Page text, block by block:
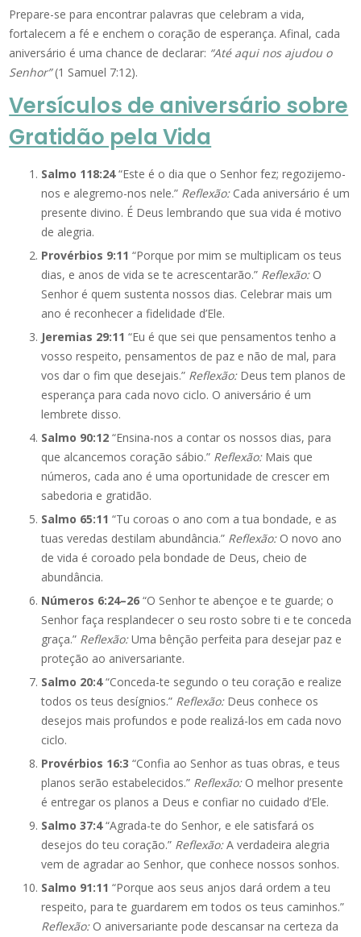
Prepare-se para encontrar palavras que celebram a vida,
fortalecem a fé e enchem o coração de esperança. Afinal, cada
aniversário é uma chance de declarar: “Até aqui nos ajudou o
Senhor”(1 Samuel 7:12).
Versículos de aniversário sobre
Gratidão pela Vida
Salmo 118:24“Este é o dia que o Senhor fez; regozijemo-
nos e alegremo-nos nele.” Reflexão:Cada aniversário é um
presente divino. É Deus lembrando que sua vida é motivo
de alegria.
Provérbios 9:11 “Porque por mim se multiplicam os teus
dias, e anos de vida se te acrescentarão.” Reflexão:O
Senhor é quem sustenta nossos dias. Celebrar mais um
ano é reconhecer a fidelidade d’Ele.
Jeremias 29:11 “Eu é que sei que pensamentos tenho a
vosso respeito, pensamentos de paz e não de mal, para
vos dar o fim que desejais.” Reflexão:Deus tem planos de
esperança para cada novo ciclo. O aniversário é um
lembrete disso.
Salmo 90:12 “Ensina-nos a contar os nossos dias, para
que alcancemos coração sábio.” Reflexão:Mais que
números, cada ano é uma oportunidade de crescer em
sabedoria e gratidão.
Salmo 65:11 “Tu coroas o ano com a tua bondade, e as
tuas veredas destilam abundância.” Reflexão:O novo ano
de vida é coroado pela bondade de Deus, cheio de
abundância.
Números 6:24–26 “O Senhor te abençoe e te guarde; o
Senhor faça resplandecer o seu rosto sobre ti e te conceda
graça.” Reflexão:Uma bênção perfeita para desejar paz e
proteção ao aniversariante.
Salmo 20:4“Conceda-te segundo o teu coração e realize
todos os teus desígnios.” Reflexão:Deus conhece os
desejos mais profundos e pode realizá-los em cada novo
ciclo.
Provérbios 16:3 “Confia ao Senhor as tuas obras, e teus
planos serão estabelecidos.” Reflexão:O melhor presente
é entregar os planos a Deus e confiar no cuidado d’Ele.
Salmo 37:4“Agrada-te do Senhor, e ele satisfará os
desejos do teu coração.” Reflexão:A verdadeira alegria
vem de agradar ao Senhor, que conhece nossos sonhos.
Salmo 91:11 “Porque aos seus anjos dará ordem a teu
respeito, para te guardarem em todos os teus caminhos.”
Reflexão:O aniversariante pode descansar na certeza da